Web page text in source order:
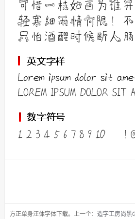
方正单身汪体字体下载。 上一个： 造字工房尚黑